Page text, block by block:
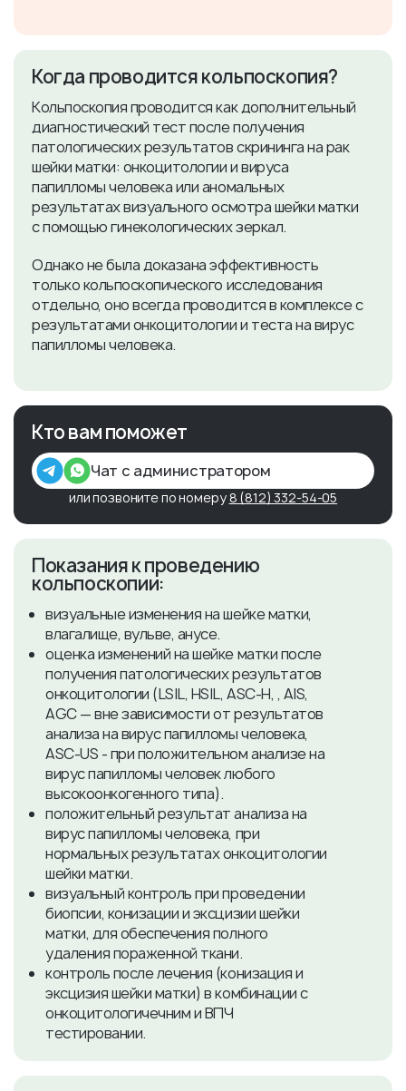
Когда проводится кольпоскопия?
Кольпоскопия проводится как дополнительный
диагностический тест после получения
патологических результатов скрининга на рак
шейки матки: онкоцитологии и вируса
папилломы человека или аномальных
результатах визуального осмотра шейки матки
с помощью гинекологических зеркал.
Однако не была доказана эффективность
только кольпоскопического исследования
отдельно, оно всегда проводится в комплексе с
результатами онкоцитологии и теста на вирус
папилломы человека.
Кто вам поможет
Чат с администратором
или позвоните по номеру 8 (812) 332-54-05
​Показания к проведению
кольпоскопии:
визуальные изменения на шейке матки,
влагалище, вульве, анусе.
оценка изменений на шейке матки после
получения патологических результатов
онкоцитологии (LSIL, HSIL, ASC-H, , AIS,
AGC — вне зависимости от результатов
анализа на вирус папилломы человека,
ASC-US - при положительном анализе на
вирус папилломы человек любого
высокоонкогенного типа).
положительный результат анализа на
вирус папилломы человека, при
нормальных результатах онкоцитологии
шейки матки.
визуальный контроль при проведении
биопсии, конизации и эксцизии шейки
матки, для обеспечения полного
удаления пораженной ткани.
контроль после лечения (конизация и
эксцизия шейки матки) в комбинации с
онкоцитологичечним и ВПЧ
тестировании.